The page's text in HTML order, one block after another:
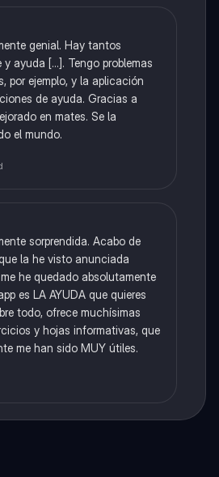
genial. Hay tantos
ayuda [...]. Tengo problemas
por ejemplo, y la aplicación
de ayuda. Gracias a
en mates. Se la
el mundo.
sorprendida. Acabo de
la he visto anunciada
he quedado absolutamente
es LA AYUDA que quieres
todo, ofrece muchísimas
y hojas informativas, que
me han sido MUY útiles.